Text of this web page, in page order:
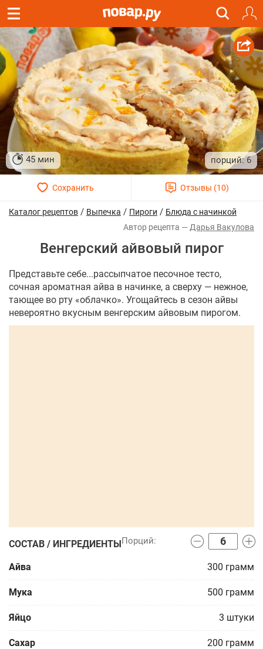
45 мин 6
Каталог рецептов / Выпечка / Пироги / Блюда с начинкой
Дарья Вакулова
Венгерский айвовый пирог
Представьте себе...рассыпчатое песочное тесто,
сочная ароматная айва в начинке, а сверху — нежное,
тающее во рту «облачко». Угощайтесь в сезон айвы
невероятно вкусным венгерским айвовым пирогом.
СОСТАВ / ИНГРЕДИЕНТЫ
Айва 300 грамм
Мука 500 грамм
Яйцо 3 штуки
Сахар 200 грамм